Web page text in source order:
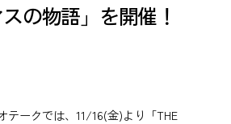
の物語」を開催！
テークでは、11/16(金)より「THE